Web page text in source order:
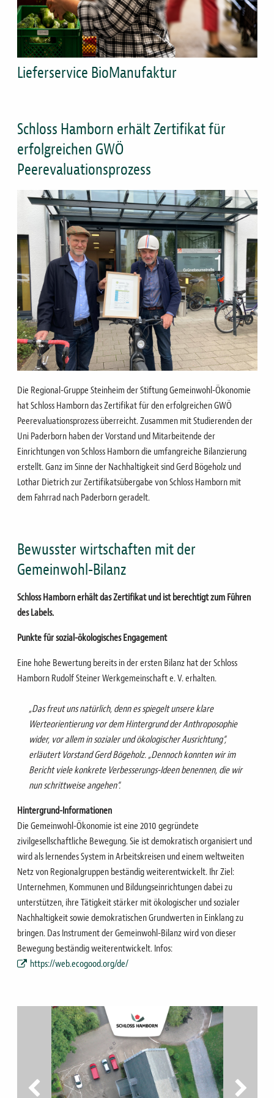
Titel
Lieferservice BioManufaktur
Schloss Hamborn erhält Zertifikat für
erfolgreichen GWÖ
Peerevaluationsprozess
Bild
Die Regional-Gruppe Steinheim der Stiftung Gemeinwohl-Ökonomie
hat Schloss Hamborn das Zertifikat für den erfolgreichen GWÖ
Peerevaluationsprozess überreicht. Zusammen mit Studierenden der
Uni Paderborn haben der Vorstand und Mitarbeitende der
Einrichtungen von Schloss Hamborn die umfangreiche Bilanzierung
erstellt. Ganz im Sinne der Nachhaltigkeit sind Gerd Bögeholz und
Lothar Dietrich zur Zertifikatsübergabe von Schloss Hamborn mit
dem Fahrrad nach Paderborn geradelt.
Bewusster wirtschaften mit der
Gemeinwohl-Bilanz
Schloss Hamborn erhält das Zertifikat und ist berechtigt zum Führen
des Labels.
Punkte für sozial-ökologisches Engagement
Eine hohe Bewertung bereits in der ersten Bilanz hat der Schloss
Hamborn Rudolf Steiner Werkgemeinschaft e. V. erhalten.
„Das freut uns natürlich, denn es spiegelt unsere klare
Werteorientierung vor dem Hintergrund der Anthroposophie
wider, vor allem in sozialer und ökologischer Ausrichtung“,
erläutert Vorstand Gerd Bögeholz. „Dennoch konnten wir im
Bericht viele konkrete Verbesserungs-Ideen benennen, die wir
nun schrittweise angehen“.
Hintergrund-Informationen
Die Gemeinwohl-Ökonomie ist eine 2010 gegründete
zivilgesellschaftliche Bewegung. Sie ist demokratisch organisiert und
wird als lernendes System in Arbeitskreisen und einem weltweiten
Netz von Regionalgruppen beständig weiterentwickelt. Ihr Ziel:
Unternehmen, Kommunen und Bildungseinrichtungen dabei zu
unterstützen, ihre Tätigkeit stärker mit ökologischer und sozialer
Nachhaltigkeit sowie demokratischen Grundwerten in Einklang zu
bringen. Das Instrument der Gemeinwohl-Bilanz wird von dieser
Bewegung beständig weiterentwickelt. Infos:
https://web.ecogood.org/de/
vorheriges Bild nächstes